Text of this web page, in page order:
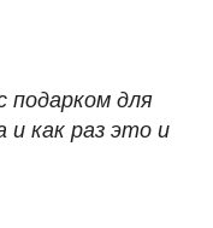
подарком для
и как раз это и